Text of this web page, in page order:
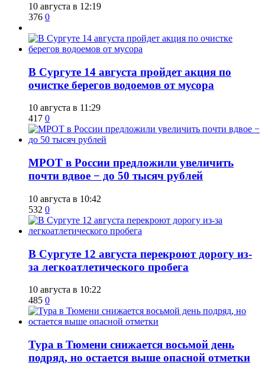
10 августа в 12:19
376 0
​В Сургуте 14 августа пройдет акция по
очистке берегов водоемов от мусора
10 августа в 11:29
417 0
МРОТ в России предложили увеличить
почти вдвое − до 50 тысяч рублей
10 августа в 10:42
532 0
В Сургуте 12 августа перекроют дорогу из-
за легкоатлетического пробега
10 августа в 10:22
485 0
Тура в Тюмени снижается восьмой день
подряд, но остается выше опасной отметки